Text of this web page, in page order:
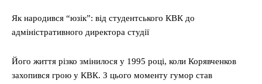
Як народився “юзік”: від студентського КВК до
адміністративного директора студії
Його життя різко змінилося у 1995 році, коли Корявченков
захопився грою у КВК. З цього моменту гумор став